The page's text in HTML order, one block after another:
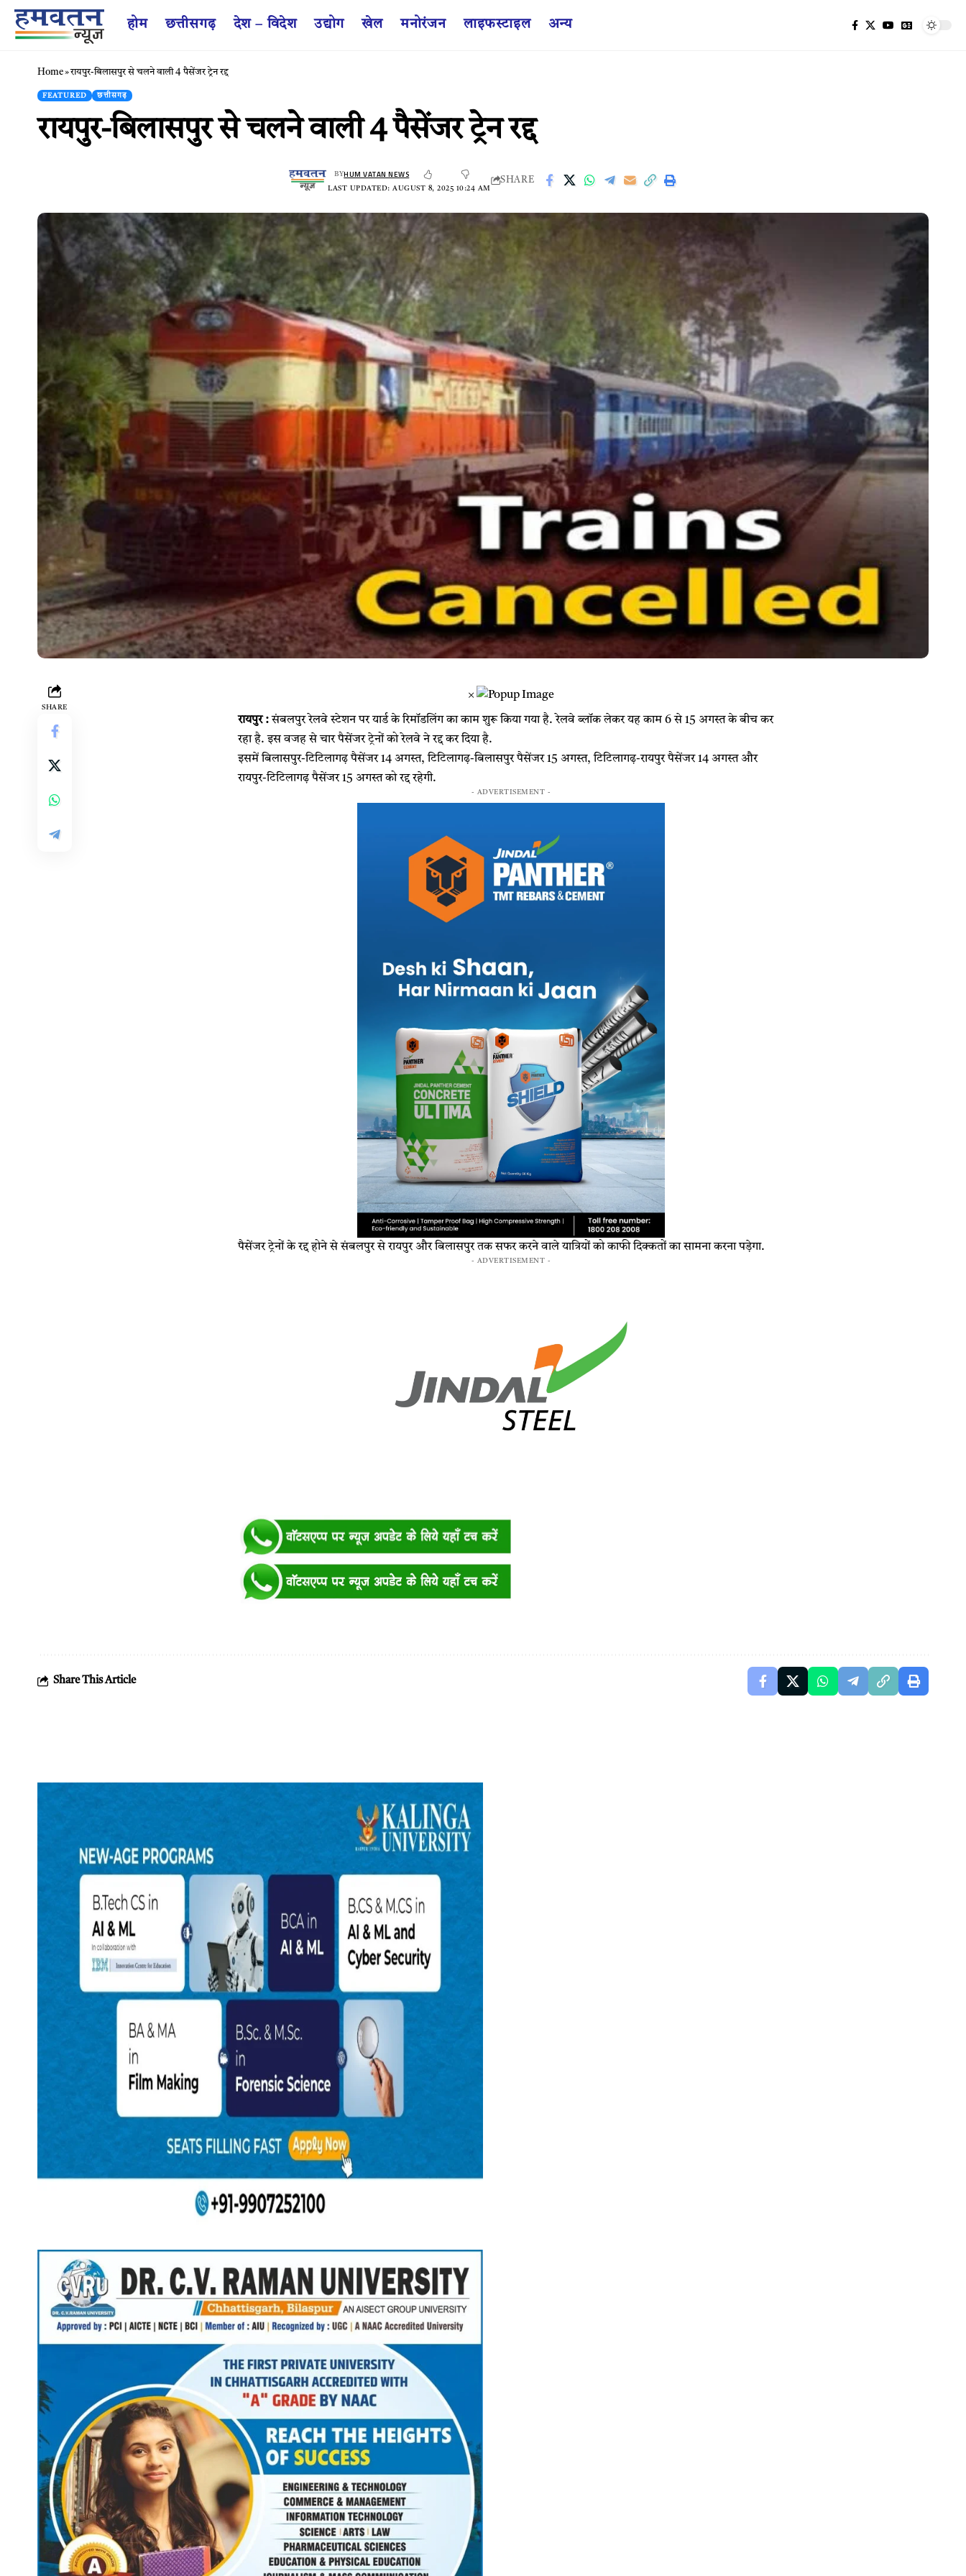
होम छत्तीसगढ़ देश – विदेश उद्योग खेल मनोरंजन लाइफस्टाइल अन्य
Home»रायपुर-बिलासपुर से चलने वाली 4 पैसेंजर ट्रेन रद्द
FEATURED छत्तीसगढ़
रायपुर-बिलासपुर से चलने वाली 4 पैसेंजर ट्रेन रद्द
LAST UPDATED: AUGUST 8, 2025 10:24 AM
BYHUM VATAN NEWS
SHARE
SHARE
×
रायपुर :संबलपुर रेलवे स्टेशन पर यार्ड के रिमॉडलिंग का काम शुरू किया गया है. रेलवे ब्लॉक लेकर यह काम 6 से 15 अगस्त के बीच कर
रहा है. इस वजह से चार पैसेंजर ट्रेनों को रेलवे ने रद्द कर दिया है.
इसमें बिलासपुर-टिटिलागढ़ पैसेंजर 14 अगस्त, टिटिलागढ़-बिलासपुर पैसेंजर 15 अगस्त, टिटिलागढ़-रायपुर पैसेंजर 14 अगस्त और
रायपुर-टिटिलागढ़ पैसेंजर 15 अगस्त को रद्द रहेगी.
- ADVERTISEMENT -
पैसेंजर ट्रेनों के रद्द होने से संबलपुर से रायपुर और बिलासपुर तक सफर करने वाले यात्रियों को काफी दिक्कतों का सामना करना पड़ेगा.
- ADVERTISEMENT -
Share This Article